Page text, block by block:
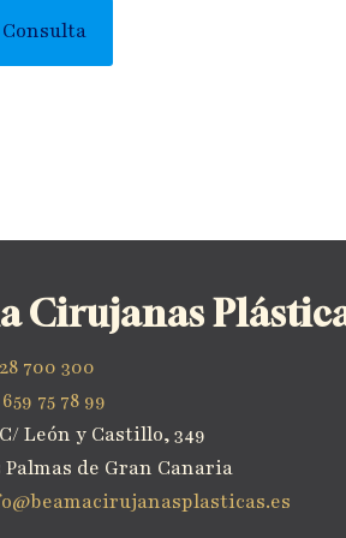
Cirujanas
700 300
659 75 78 99
C/ León y Castillo, 349
Palmas de Gran Canaria